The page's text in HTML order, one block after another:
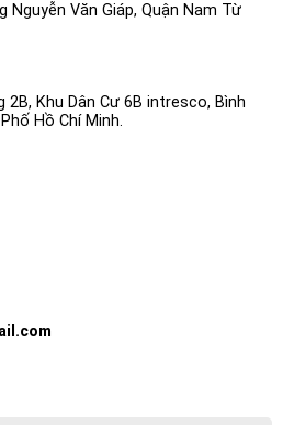
Nguyễn Văn Giáp, Quận Nam Từ
2B, Khu Dân Cư 6B intresco, Bình
Hồ Chí Minh.